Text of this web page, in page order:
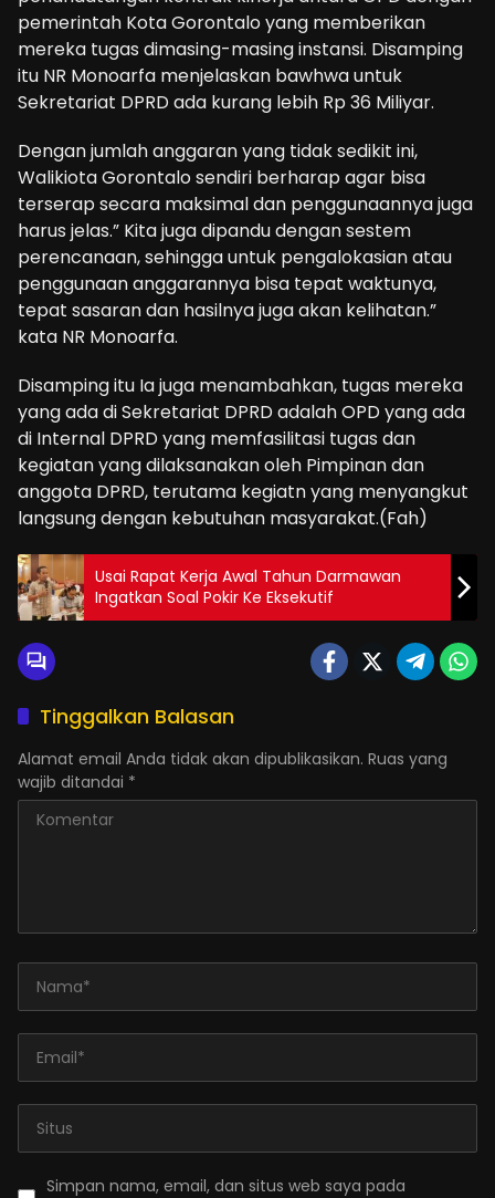
pemerintah Kota Gorontalo yang memberikan
mereka tugas dimasing-masing instansi. Disamping
itu NR Monoarfa menjelaskan bawhwa untuk
Sekretariat DPRD ada kurang lebih Rp 36 Miliyar.
Dengan jumlah anggaran yang tidak sedikit ini,
Walikiota Gorontalo sendiri berharap agar bisa
terserap secara maksimal dan penggunaannya juga
harus jelas.” Kita juga dipandu dengan sestem
perencanaan, sehingga untuk pengalokasian atau
penggunaan anggarannya bisa tepat waktunya,
tepat sasaran dan hasilnya juga akan kelihatan.”
kata NR Monoarfa.
Disamping itu Ia juga menambahkan, tugas mereka
yang ada di Sekretariat DPRD adalah OPD yang ada
di Internal DPRD yang memfasilitasi tugas dan
kegiatan yang dilaksanakan oleh Pimpinan dan
anggota DPRD, terutama kegiatn yang menyangkut
langsung dengan kebutuhan masyarakat.(Fah)
Usai Rapat Kerja Awal Tahun Darmawan
Ingatkan Soal Pokir Ke Eksekutif
Tinggalkan Balasan
Alamat email Anda tidak akan dipublikasikan. Ruas yang
wajib ditandai *
Simpan nama, email, dan situs web saya pada